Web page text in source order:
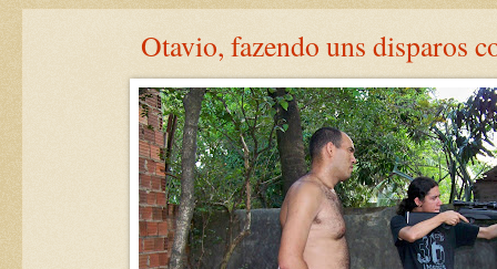
Otavio, fazendo uns disparos